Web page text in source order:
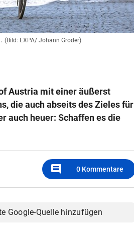
(Bild: EXPA/ Johann Groder)
Austria mit einer äußerst
die auch abseits des Zieles für
auch heuer: Schaffen es die
comment 0 Kommentare
Google-Quelle hinzufügen